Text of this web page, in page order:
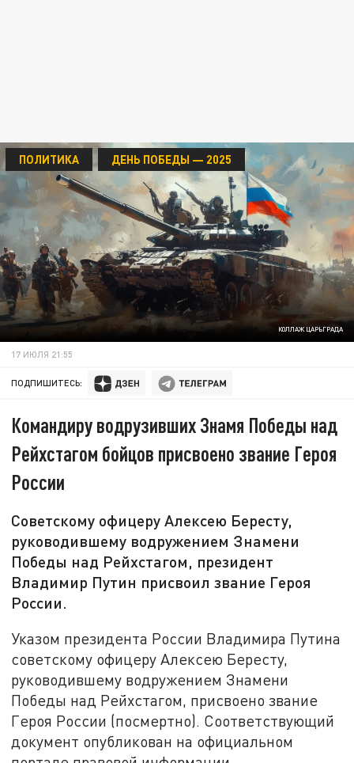
КОЛЛАЖ ЦАРЬГРАДА
ПОЛИТИКА ДЕНЬ ПОБЕДЫ — 2025
17 ИЮЛЯ 21:55
ПОДПИШИТЕСЬ:
Командиру водрузивших Знамя Победы над
Рейхстагом бойцов присвоено звание Героя
России
Советскому офицеру Алексею Бересту,
руководившему водружением Знамени
Победы над Рейхстагом, президент
Владимир Путин присвоил звание Героя
России.
Указом президента России Владимира Путина
советскому офицеру Алексею Бересту,
руководившему водружением Знамени
Победы над Рейхстагом, присвоено звание
Героя России (посмертно). Соответствующий
документ опубликован на официальном